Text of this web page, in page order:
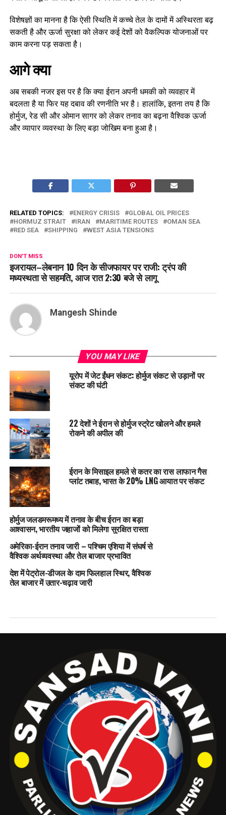
विशेषज्ञों का मानना है कि ऐसी स्थिति में कच्चे तेल के दामों में अस्थिरता बढ़
सकती है और ऊर्जा सुरक्षा को लेकर कई देशों को वैकल्पिक योजनाओं पर
काम करना पड़ सकता है।
आगे क्या
अब सबकी नजर इस पर है कि क्या ईरान अपनी धमकी को व्यवहार में
बदलता है या फिर यह दबाव की रणनीति भर है। हालांकि, इतना तय है कि
होर्मुज, रेड सी और ओमान सागर को लेकर तनाव का बढ़ना वैश्विक ऊर्जा
और व्यापार व्यवस्था के लिए बड़ा जोखिम बना हुआ है।
RELATED TOPICS: ENERGY CRISIS
GLOBAL OIL PRICES
HORMUZ STRAIT
IRAN MARITIME ROUTES
OMAN SEA
RED SEA
SHIPPING WEST ASIA TENSIONS
DON'T MISS
इजरायल–लेबनान 10 दिन के सीजफायर पर राजी: ट्रंप की
मध्यस्थता से सहमति, आज रात 2:30 बजे से लागू
Mangesh Shinde
YOU MAY LIKE
यूरोप में जेट ईंधन संकट: होर्मुज संकट से उड़ानों पर
संकट की घंटी
22 देशों ने ईरान से होर्मुज स्ट्रेट खोलने और हमले
रोकने की अपील की
ईरान के मिसाइल हमले से कतर का रास लाफान गैस
प्लांट तबाह, भारत के 20% LNG आयात पर संकट
होर्मुज जलडमरूमध्य में तनाव के बीच ईरान का बड़ा
आश्वासन, भारतीय जहाजों को मिलेगा सुरक्षित रास्ता
अमेरिका-ईरान तनाव जारी – पश्चिम एशिया में संघर्ष से
वैश्विक अर्थव्यवस्था और तेल बाजार प्रभावित
देश में पेट्रोल-डीजल के दाम फिलहाल स्थिर, वैश्विक
तेल बाजार में उतार-चढ़ाव जारी